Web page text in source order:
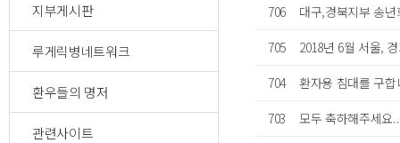
지부게시판
루게릭병네트워크
환우들의 명저
관련사이트
706
대구,경북지부 송년
705
2018년 6월 서울,
704
환자용 침대를 구합
703
모두 축하해주세요